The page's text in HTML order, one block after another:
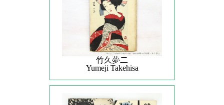
竹久夢二
Yumeji Takehisa